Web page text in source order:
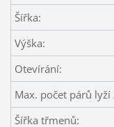
Šířka:
Výška:
Otevírání:
Max. počet párů
Šířka třmenů: